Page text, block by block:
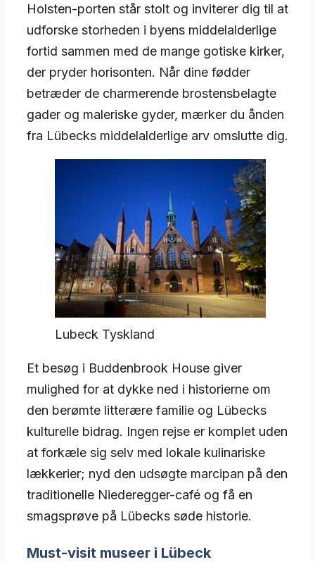
Holsten-porten står stolt og inviterer dig til at
udforske storheden i byens middelalderlige
fortid sammen med de mange gotiske kirker,
der pryder horisonten. Når dine fødder
betræder de charmerende brostensbelagte
gader og maleriske gyder, mærker du ånden
fra Lübecks middelalderlige arv omslutte dig.
Lubeck Tyskland
Et besøg i Buddenbrook House giver
mulighed for at dykke ned i historierne om
den berømte litterære familie og Lübecks
kulturelle bidrag. Ingen rejse er komplet uden
at forkæle sig selv med lokale kulinariske
lækkerier; nyd den udsøgte marcipan på den
traditionelle Niederegger-café og få en
smagsprøve på Lübecks søde historie.
Must-visit museer i Lübeck